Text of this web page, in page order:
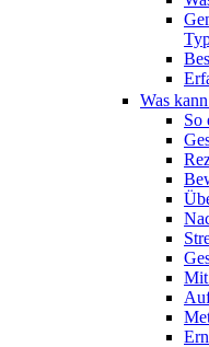
Was
So
Mit